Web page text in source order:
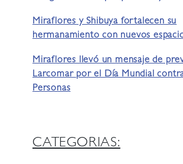
Miraflores y Shibuya fortalecen su
hermanamiento con nuevos
Miraflores llevó un mensaje de
Larcomar por el Día Mundial
Personas
CATEGORIAS: